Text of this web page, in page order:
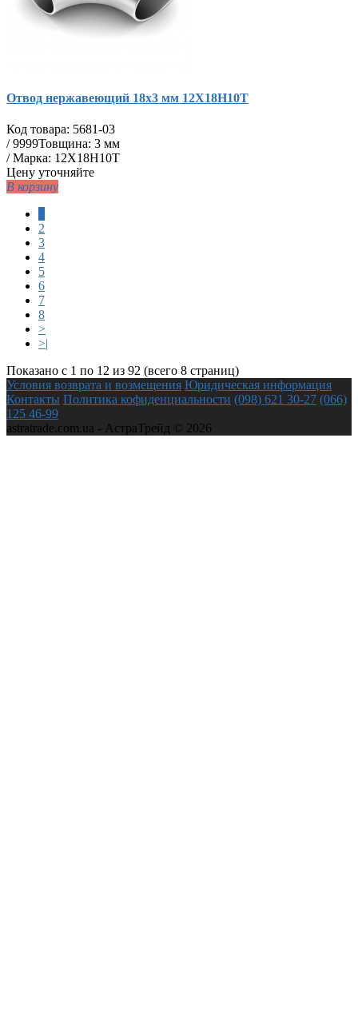
Отвод нержавеющий 18х3 мм 12Х18Н10Т
Код товара: 5681-03
/9999Товщина: 3 мм
/ Марка: 12Х18Н10Т
Цену уточняйте
В корзину
2
3
4
5
6
7
8
>
>|
Показано с 1 по 12 из 92 (всего 8 страниц)
Условия возврата и возмещения Юридическая информация
Контакты Политика кофиденциальности (098) 621 30-27 (066)
125 46-99
astratrade.com.ua - АстраТрейд © 2026